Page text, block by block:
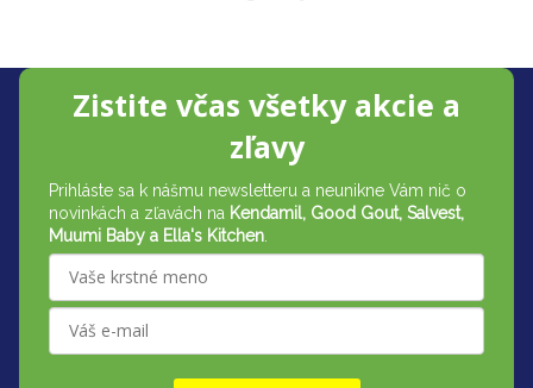
Z
Zistite včas všetky akcie a
zľavy
Prihláste sa k nášmu newsletteru a neunikne Vám nič o
novinkách a zľavách na Kendamil, Good Gout, Salvest,
Muumi Baby a Ella's Kitchen